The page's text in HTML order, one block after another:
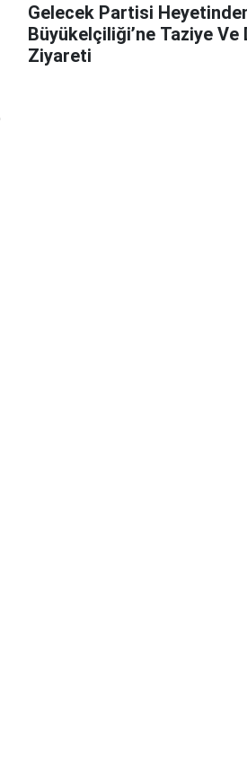
Gelecek Partisi
Büyükelçiliği’ne Taziye Ve
Ziyareti